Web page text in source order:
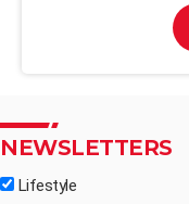
NEWSLETTERS
Lifestyle